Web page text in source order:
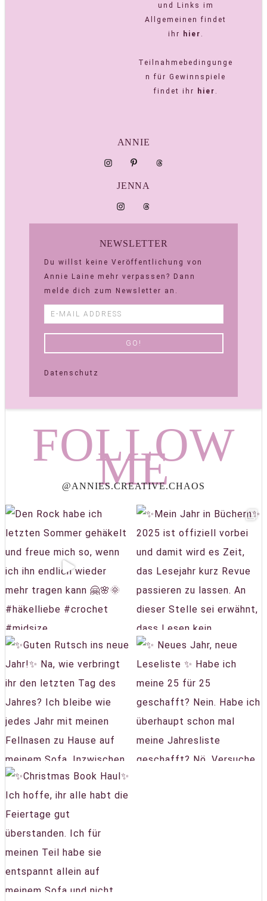
und Links im
Allgemeinen findet
ihr
hier .
Teilnahmebedingunge
n für Gewinnspiele
findet ihr
hier .
ANNIE
JENNA
NEWSLETTER
Du willst keine Veröffentlichung von
Annie Laine mehr verpassen? Dann
melde dich zum Newsletter an.
Datenschutz
FOLLOW
ME
@ANNIES.CREATIVE.CHAOS